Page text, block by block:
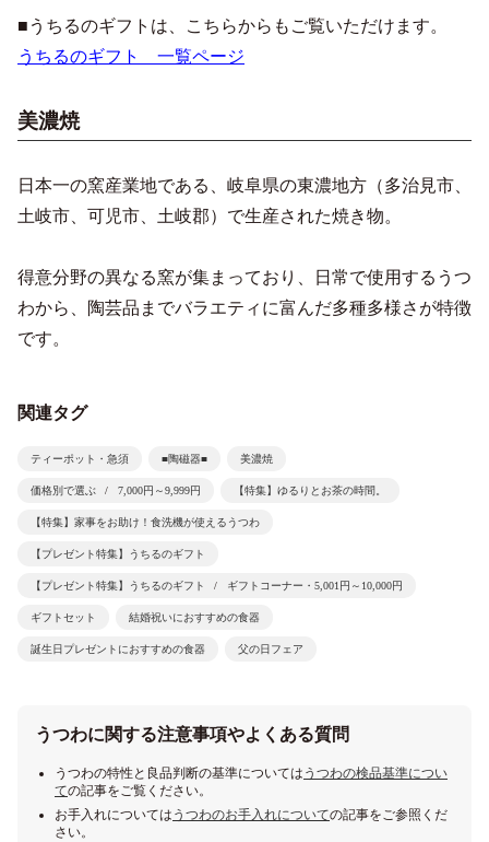
■うちるのギフトは、こちらからもご覧いただけます。
うちるのギフト 一覧ページ
美濃焼
日本一の窯産業地である、岐阜県の東濃地方（多治見市、
土岐市、可児市、土岐郡）で生産された焼き物。
得意分野の異なる窯が集まっており、日常で使用するうつ
わから、陶芸品までバラエティに富んだ多種多様さが特徴
です。
関連タグ
ティーポット・急須 ■陶磁器■ 美濃焼
価格別で選ぶ 7,000円～9,999円 【特集】ゆるりとお茶の時間。
【特集】家事をお助け！食洗機が使えるうつわ
【プレゼント特集】うちるのギフト
【プレゼント特集】うちるのギフト ギフトコーナー・5,001円～10,000円
ギフトセット 結婚祝いにおすすめの食器
誕生日プレゼントにおすすめの食器 父の日フェア
うつわに関する注意事項やよくある質問
うつわの特性と良品判断の基準については うつわの検品基準につい
ての記事をご覧ください。
お手入れについては うつわのお手入れについての記事をご参照くだ
さい。